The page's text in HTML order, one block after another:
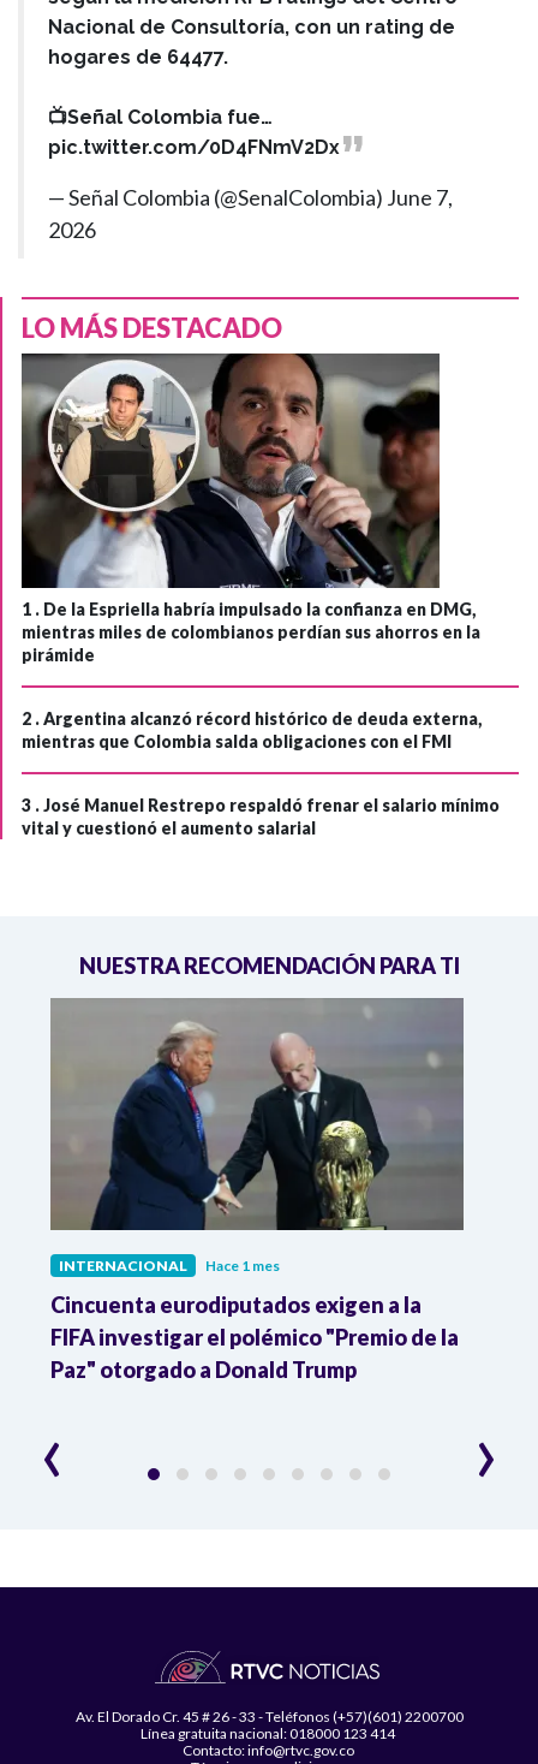
Nacional de Consultoría, con un rating de
hogares de 64477.
📺Señal Colombia fue…
pic.twitter.com/0D4FNmV2Dx
— Señal Colombia (@SenalColombia) June 7,
2026
LO MÁS DESTACADO
1 . De la Espriella habría impulsado la confianza en DMG,
mientras miles de colombianos perdían sus ahorros en la
pirámide
2 .Argentina alcanzó récord histórico de deuda externa,
mientras que Colombia salda obligaciones con el FMI
3 .José Manuel Restrepo respaldó frenar el salario mínimo
vital y cuestionó el aumento salarial
NUESTRA RECOMENDACIÓN PARA TI
INTERNACIONAL Hace 1 mes
Cincuenta eurodiputados exigen a la
FIFA investigar el polémico "Premio de la
Paz" otorgado a Donald Trump
‹ ›
Av. El Dorado Cr. 45 # 26 - 33 - Teléfonos (+57)(601) 2200700
Línea gratuita nacional: 018000 123 414
Contacto: info@rtvc.gov.co